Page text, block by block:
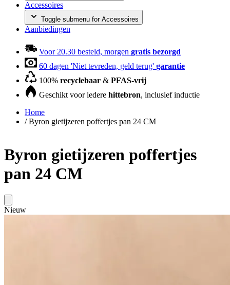
Accessoires
Toggle submenu for Accessoires
Aanbiedingen
Voor 20.30 besteld, morgen gratis bezorgd
60 dagen 'Niet tevreden, geld terug' garantie
100% recyclebaar & PFAS-vrij
Geschikt voor iedere hittebron, inclusief inductie
Home
/ Byron gietijzeren poffertjes pan 24 CM
Byron gietijzeren poffertjes
pan 24 CM
Nieuw